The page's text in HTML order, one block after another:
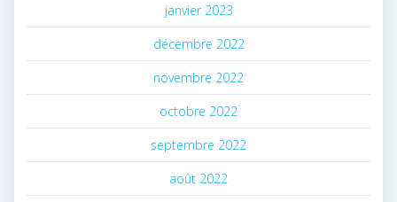
janvier 2023
décembre 2022
novembre 2022
octobre 2022
septembre 2022
août 2022